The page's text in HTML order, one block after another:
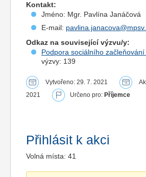
Kontakt:
Jméno: Mgr. Pavlína Janáčová
E-mail:
Odkaz na související výzvu/y:
Podpora sociálního
výzvy: 139
Vytvořeno: 29. 7. 2021
2021
Určeno pro: Příjemce
Přihlásit k akci
Volná místa: 41